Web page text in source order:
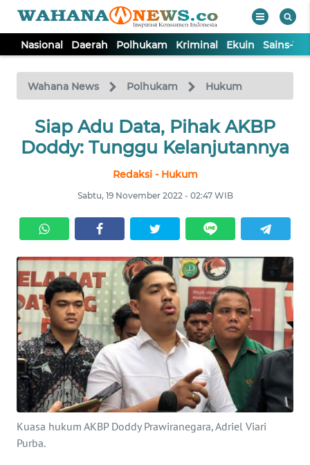
Nasional Daerah Polhukam Kriminal Ekuin Sains-
Wahana News Polhukam Hukum
Siap Adu Data, Pihak AKBP
Doddy: Tunggu Kelanjutannya
Redaksi - Hukum
Sabtu, 19 November 2022 - 02:47 WIB
Kuasa hukum AKBP Doddy Prawiranegara, Adriel Viari
Purba.
TV
Tutup
NASIONAL
KRIMINAL
EKUIN
SAINS-TEKNO
KESEHATAN
INTERNASIONAL
SERBA-SERBI